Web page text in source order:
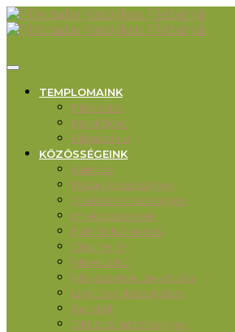
TEMPLOMAINK
Piliscsaba
Klotildliget
Pilisjászfalu
KÖZÖSSÉGEINK
Karitász
Ifjúsági közösségek
Családos közösségek
Imaközösségek
Felnőtt katekézis
Ökumené
Misekuckó
Művészetek, önképzés
Liget Segítőszolgálat
Rendek
Oktatási intézmények